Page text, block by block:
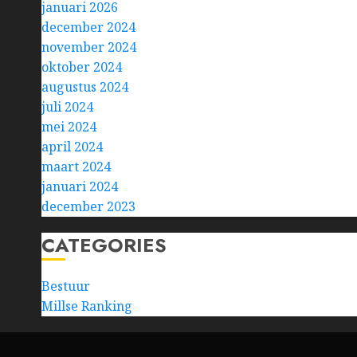
januari 2026
december 2024
november 2024
oktober 2024
augustus 2024
juli 2024
mei 2024
april 2024
maart 2024
januari 2024
december 2023
CATEGORIES
Bestuur
Millse Ranking